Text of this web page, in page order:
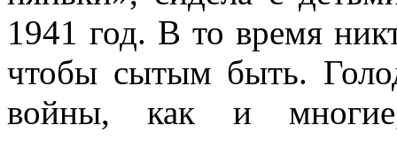
1941 год. В то время
чтобы сытым быть.
войны, как и многие,